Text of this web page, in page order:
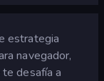
estrategia
navegador,
desafía a